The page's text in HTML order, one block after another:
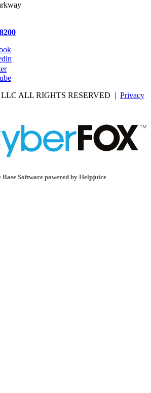
ALL RIGHTS RESERVED | Privacy
Base Software powered by Helpjuice